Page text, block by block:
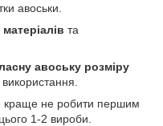
авоськи.
та
авоську розміру
краще не робити першим
1-2 вироби.